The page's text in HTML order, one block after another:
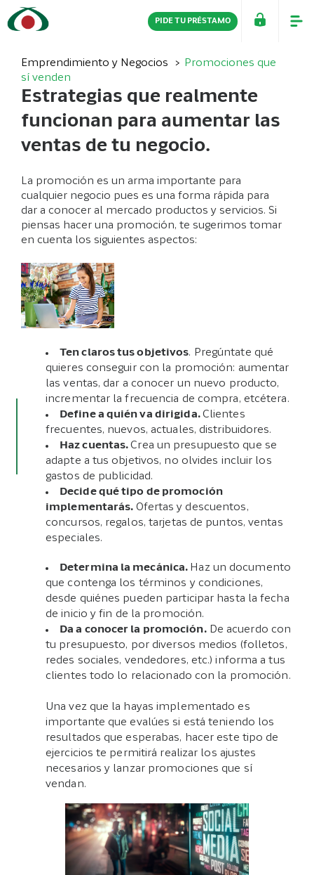
PIDE TU PRÉSTAMO
PERSONAS EMPRESAS
Emprendimiento y Negocios
Promociones que
sí venden
Estrategias que realmente
funcionan para aumentar las
ventas de tu negocio.
La promoción es un arma importante para
cualquier negocio pues es una forma rápida para
dar a conocer al mercado productos y servicios. Si
piensas hacer una promoción, te sugerimos tomar
en cuenta los siguientes aspectos:
Ten claros tus objetivos. Pregúntate qué
quieres conseguir con la promoción: aumentar
las ventas, dar a conocer un nuevo producto,
incrementar la frecuencia de compra, etcétera.
Define a quién va dirigida. Clientes
frecuentes, nuevos, actuales, distribuidores.
Haz cuentas.Crea un presupuesto que se
adapte a tus objetivos, no olvides incluir los
gastos de publicidad.
Decide qué tipo de promoción
implementarás. Ofertas y descuentos,
concursos, regalos, tarjetas de puntos, ventas
especiales.
Determina la mecánica. Haz un documento
que contenga los términos y condiciones,
desde quiénes pueden participar hasta la fecha
de inicio y fin de la promoción.
Da a conocer la promoción.De acuerdo con
tu presupuesto, por diversos medios (folletos,
redes sociales, vendedores, etc.) informa a tus
clientes todo lo relacionado con la promoción.
Una vez que la hayas implementado es
importante que evalúes si está teniendo los
resultados que esperabas, hacer este tipo de
ejercicios te permitirá realizar los ajustes
necesarios y lanzar promociones que sí
vendan.